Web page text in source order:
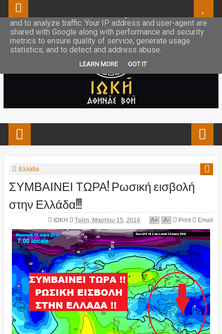
Ελλάδα
ΣΥΜΒΑΙΝΕΙ ΤΩΡΑ! Ρωσική εισβολή
στην Ελλάδα!!!
ΙΩΚΗ Τρίτη, Μαρτίου 15, 2016 A+ A- Print Email
This site uses cookies from Google to deliver its services
and to analyze traffic. Your IP address and user-agent are
shared with Google along with performance and security
metrics to ensure quality of service, generate usage
statistics, and to detect and address abuse.
LEARN MORE GOT IT